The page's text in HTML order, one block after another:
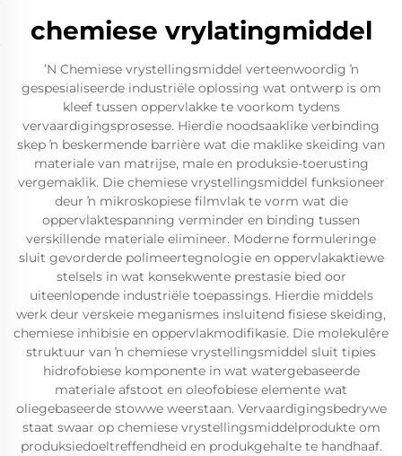
chemiese vrylatingmiddel
ʼN Chemiese vrystellingsmiddel verteenwoordig ŉ
gespesialiseerde industriële oplossing wat ontwerp is om
kleef tussen oppervlakke te voorkom tydens
vervaardigingsprosesse. Hierdie noodsaaklike verbinding
skep ŉ beskermende barrière wat die maklike skeiding van
materiale van matrijse, male en produksie-toerusting
vergemaklik. Die chemiese vrystellingsmiddel funksioneer
deur ŉ mikroskopiese filmvlak te vorm wat die
oppervlaktespanning verminder en binding tussen
verskillende materiale elimineer. Moderne formuleringe
sluit gevorderde polimeertegnologie en oppervlakaktiewe
stelsels in wat konsekwente prestasie bied oor
uiteenlopende industriële toepassings. Hierdie middels
werk deur verskeie meganismes insluitend fisiese skeiding,
chemiese inhibisie en oppervlakmodifikasie. Die molekulêre
struktuur van ŉ chemiese vrystellingsmiddel sluit tipies
hidrofobiese komponente in wat watergebaseerde
materiale afstoot en oleofobiese elemente wat
oliegebaseerde stowwe weerstaan. Vervaardigingsbedrywe
staat swaar op chemiese vrystellingsmiddelprodukte om
produksiedoeltreffendheid en produkgehalte te handhaaf.